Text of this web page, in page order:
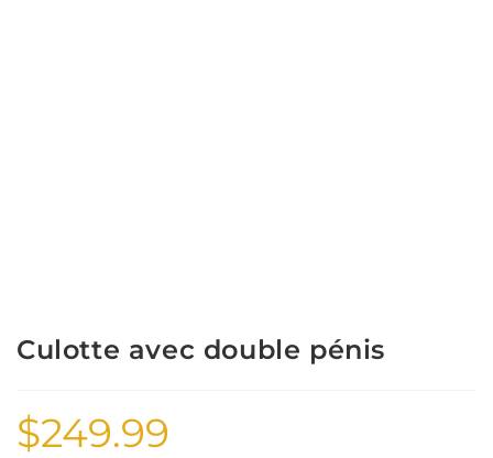
Culotte avec double pénis
$249.99